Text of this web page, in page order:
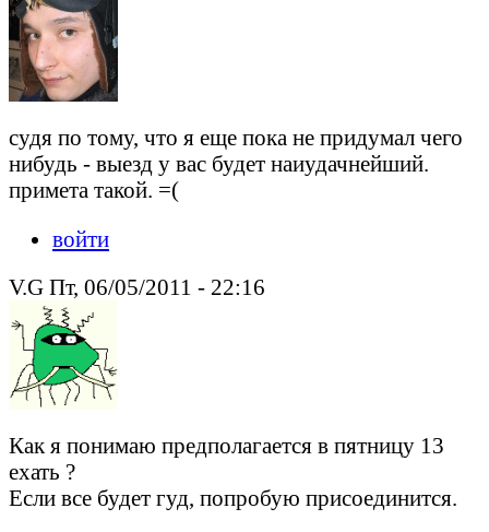
судя по тому, что я еще пока не придумал чего
нибудь - выезд у вас будет наиудачнейший.
примета такой. =(
войти
V.G Пт, 06/05/2011 - 22:16
Как я понимаю предполагается в пятницу 13
ехать ?
Если все будет гуд, попробую присоединится.